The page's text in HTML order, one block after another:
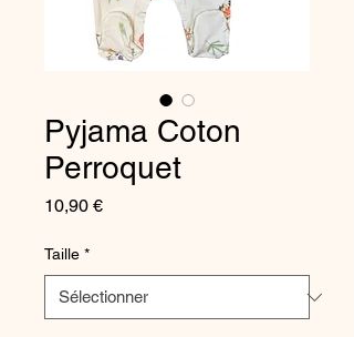
Pyjama Coton
Perroquet
10,90 €Prix
Taille *